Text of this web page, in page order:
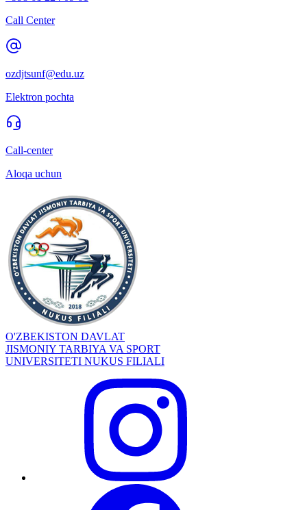
Call Center
ozdjtsunf@edu.uz
Elektron pochta
Call-center
Aloqa uchun
O'ZBEKISTON DAVLAT
JISMONIY TARBIYA VA SPORT
UNIVERSITETI NUKUS FILIALI